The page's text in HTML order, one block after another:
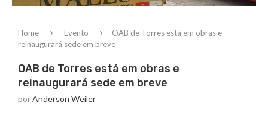
Home Evento
OAB de Torres está em obras e
reinaugurará sede em breve
OAB de Torres está em obras e
reinaugurará sede em breve
porAnderson Weiler